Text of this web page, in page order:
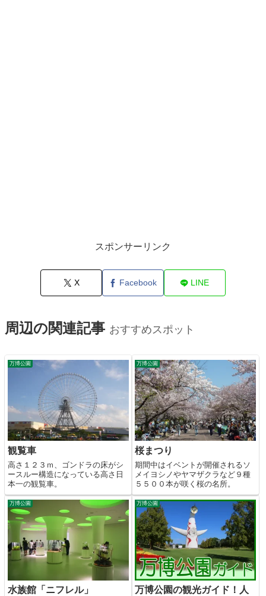
スポンサーリンク
X Facebook LINE
周辺の関連記事 おすすめスポット
万博公園
観覧車
高さ１２３ｍ、ゴンドラの床がシ
ースルー構造になっている高さ日
本一の観覧車。
万博公園
桜まつり
期間中はイベントが開催されるソ
メイヨシノやヤマザクラなど９種
５５００本が咲く桜の名所。
万博公園
水族館「ニフレル」
万博公園
万博公園の観光ガイド！人